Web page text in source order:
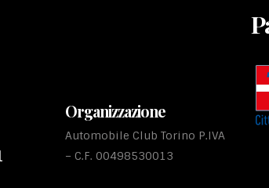
Organizzazione
Automobile Club Torino P.IVA
– C.F. 00498530013